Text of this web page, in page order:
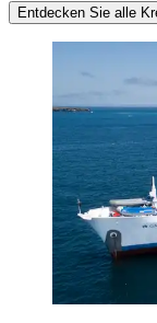
Entdecken Sie alle